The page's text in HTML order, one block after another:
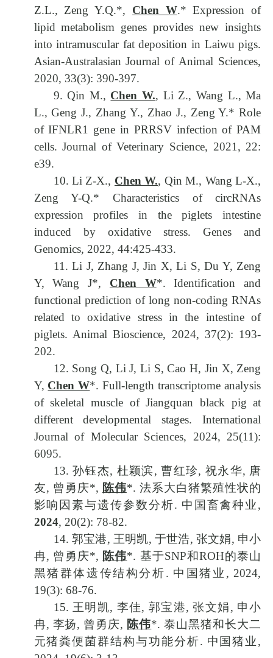
Z.L., Zeng Y.Q.*, Chen W.* Expression of
lipid metabolism genes provides new insights
into intramuscular fat deposition in Laiwu pigs.
Asian-Australasian Journal of Animal Sciences,
2020, 33(3): 390-397.
9. Qin M., Chen W., Li Z., Wang L., Ma
L., Geng J., Zhang Y., Zhao J., Zeng Y.* Role
of IFNLR1 gene in PRRSV infection of PAM
cells. Journal of Veterinary Science, 2021, 22:
e39.
10. Li Z-X., Chen W., Qin M., Wang L-X.,
Zeng Y-Q.* Characteristics of circRNAs
expression profiles in the piglets intestine
induced by oxidative stress. Genes and
Genomics, 2022, 44:425-433.
11. Li J, Zhang J, Jin X, Li S, Du Y, Zeng
Y, Wang J*, Chen W*. Identification and
functional prediction of long non-coding RNAs
related to oxidative stress in the intestine of
piglets. Animal Bioscience, 2024, 37(2): 193-
202.
12. Song Q, Li J, Li S, Cao H, Jin X, Zeng
Y, Chen W*. Full-length transcriptome analysis
of skeletal muscle of Jiangquan black pig at
different developmental stages. International
Journal of Molecular Sciences, 2024, 25(11):
6095.
13. 孙钰杰, 杜颖滨,曹红珍, 祝永华, 唐
友, 曾勇庆*, 陈伟*. 法系大白猪繁殖性状的
影响因素与遗传参数分析. 中国畜禽种业,
2024, 20(2): 78-82.
14. 郭宝港, 王明凯, 于世浩, 张文娟, 申小
冉, 曾勇庆*, 陈伟*. 基于SNP和ROH的泰山
黑猪群体遗传结构分析. 中国猪业 , 2024,
19(3): 68-76.
15. 王明凯, 李佳, 郭宝港,张文娟, 申小
冉, 李扬, 曾勇庆, 陈伟*.泰山黑猪和长大二
元猪粪便菌群结构与功能分析. 中国猪业,